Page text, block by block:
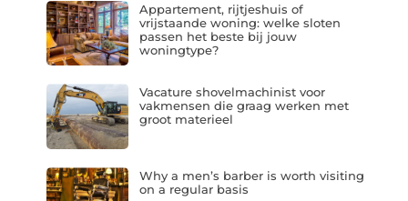
Appartement, rijtjeshuis of
vrijstaande woning: welke sloten
passen het beste bij jouw
woningtype?
Vacature shovelmachinist voor
vakmensen die graag werken met
groot materieel
Why a men’s barber is worth visiting
on a regular basis